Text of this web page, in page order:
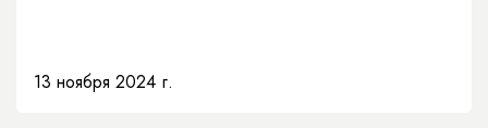
13 ноября 2024 г.